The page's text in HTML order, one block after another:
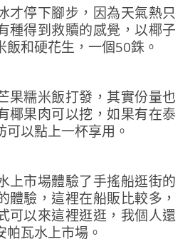
才停下腳步，因為天氣熱只
種得到救贖的感覺，以椰子
和硬花生，一個50銖。
果糯米飯打發，其實份量也
椰果肉可以挖，如果有在泰
以點上一杯享用。
上市場體驗了手搖船逛街的
體驗，這裡在船販比較多，
可以來這裡逛逛，我個人還
瓦水上市場。